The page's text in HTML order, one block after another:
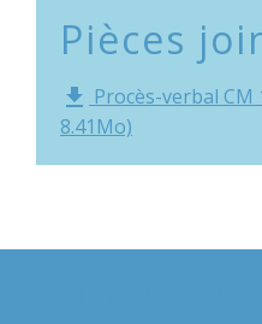
Pièces
file_download Procès-verbal CM
8.41Mo)